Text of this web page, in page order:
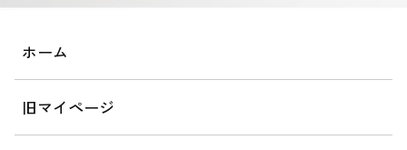
ホーム
旧マイページ